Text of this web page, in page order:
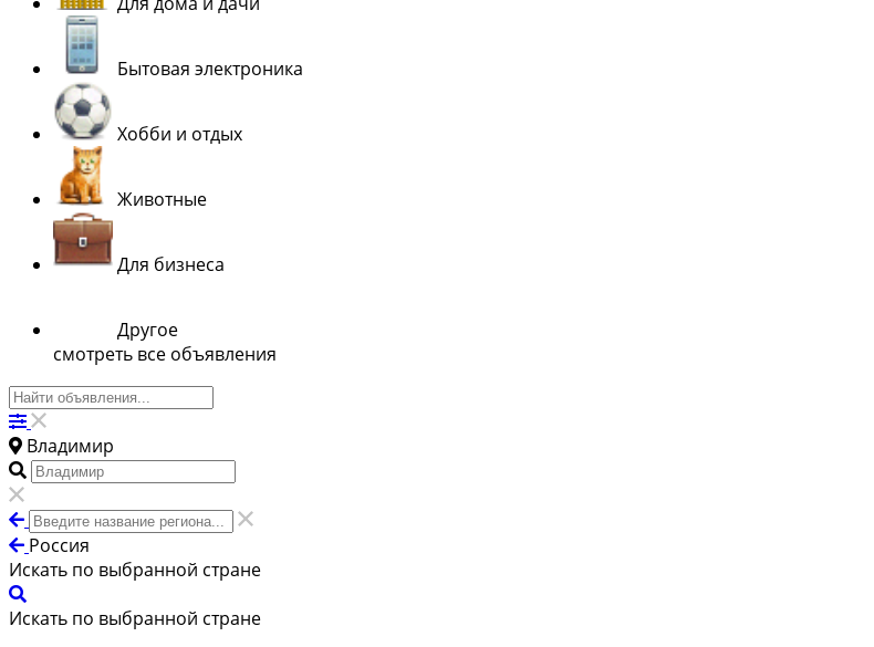
Бытовая электроника
Хобби и отдых
Животные
Для бизнеса
Другое
смотреть все объявления
Владимир
Россия
Искать по выбранной стране
Искать по выбранной стране